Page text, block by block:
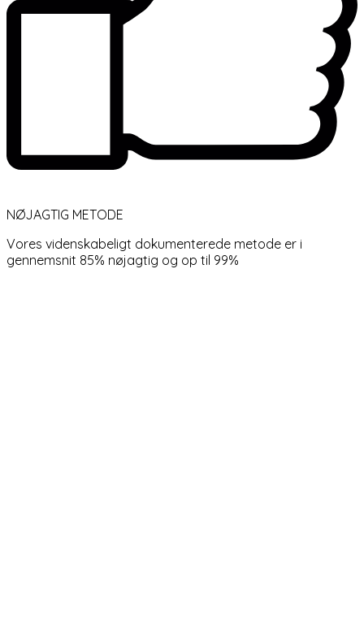
NØJAGTIG METODE
Vores videnskabeligt dokumenterede metode er i
gennemsnit 85% nøjagtig og op til 99%